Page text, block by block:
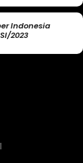
Indonesia
2023